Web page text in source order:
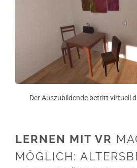
Der Auszubildende betritt virtuell
LERNEN MIT VR
MÖGLICH: